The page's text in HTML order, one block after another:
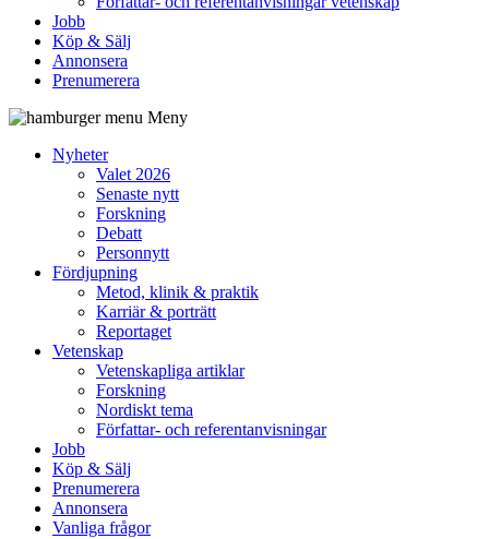
Jobb
Köp & Sälj
Annonsera
Prenumerera
Meny
Nyheter
Valet 2026
Senaste nytt
Forskning
Debatt
Personnytt
Fördjupning
Metod, klinik & praktik
Karriär & porträtt
Reportaget
Vetenskap
Vetenskapliga artiklar
Forskning
Nordiskt tema
Författar- och referentanvisningar
Jobb
Köp & Sälj
Prenumerera
Annonsera
Vanliga frågor